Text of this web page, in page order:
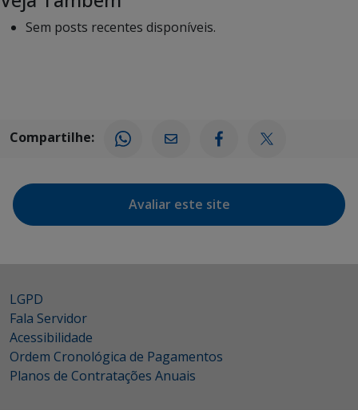
Sem posts recentes disponíveis.
Compartilhe:
Avaliar este site
LGPD
Fala Servidor
Acessibilidade
Ordem Cronológica de Pagamentos
Planos de Contratações Anuais